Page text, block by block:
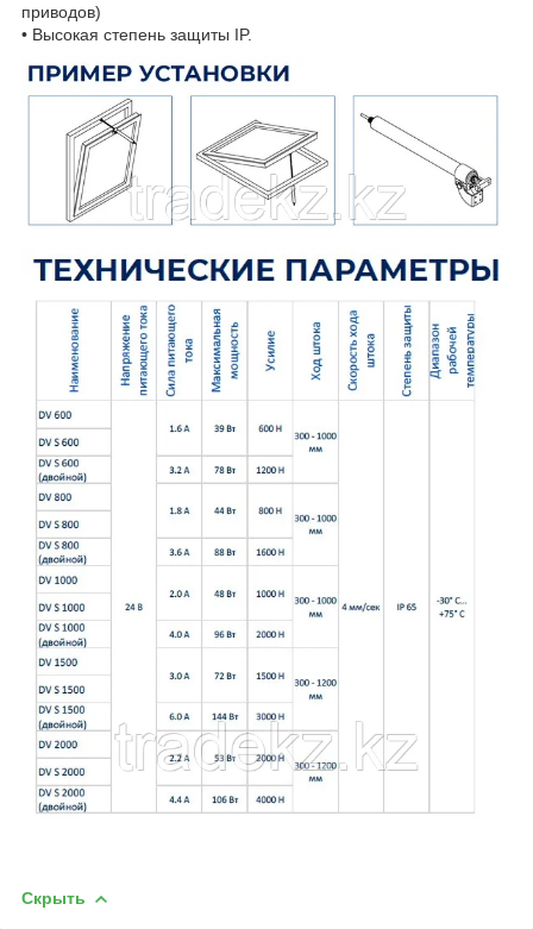
приводов)
• Высокая степень защиты IP.
Скрыть